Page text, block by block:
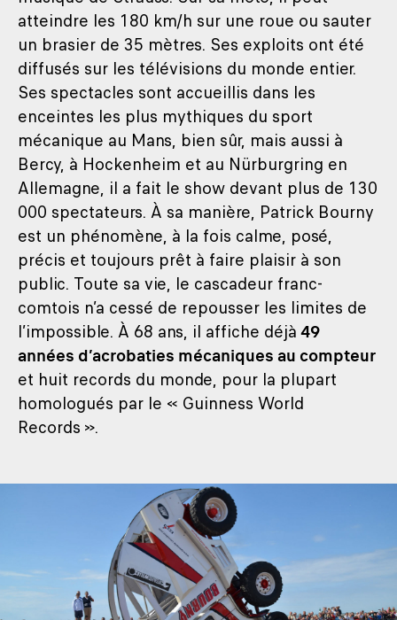
atteindre les 180 km/h sur une roue ou sauter
un brasier de 35 mètres. Ses exploits ont été
diffusés sur les télévisions du monde entier.
Ses spectacles sont accueillis dans les
enceintes les plus mythiques du sport
mécanique au Mans, bien sûr, mais aussi à
Bercy, à Hockenheim et au Nürburgring en
Allemagne, il a fait le show devant plus de 130
000 spectateurs. À sa manière, Patrick Bourny
est un phénomène, à la fois calme, posé,
précis et toujours prêt à faire plaisir à son
public. Toute sa vie, le cascadeur franc-
comtois n’a cessé de repousser les limites de
l’impossible. À 68 ans, il affiche déjà49
années d’acrobaties mécaniques au compteur
et huit records du monde, pour la plupart
homologués par le « Guinness World
Records ».